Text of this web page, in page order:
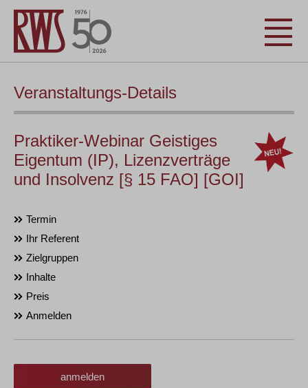
Veranstaltungs-Details
Praktiker-Webinar Geistiges
Eigentum (IP), Lizenzverträge
und Insolvenz [§ 15 FAO] [GOI]
Termin
Ihr Referent
Zielgruppen
Inhalte
Preis
Anmelden
anmelden